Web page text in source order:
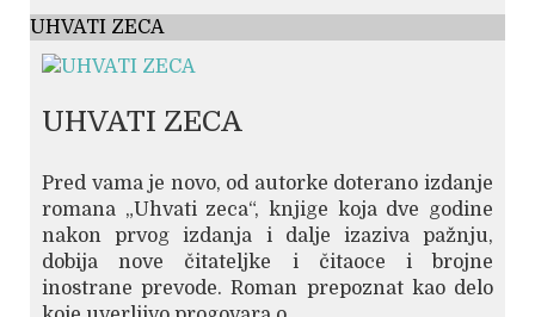
UHVATI ZECA
UHVATI ZECA
Pred vama je novo, od autorke doterano izdanje
romana „Uhvati zeca“, knjige koja dve godine
nakon prvog izdanja i dalje izaziva pažnju,
dobija nove čitateljke i čitaoce i brojne
inostrane prevode. Roman prepoznat kao delo